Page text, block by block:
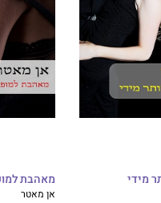
מידי מאהבת
אן מאטר